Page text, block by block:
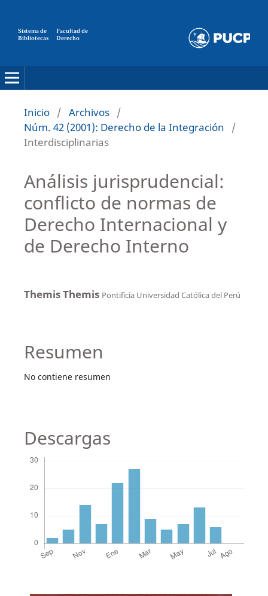
Sistema de
Bibliotecas
Facultad de
Derecho
Inicio / Archivos /
Núm. 42 (2001): Derecho de la Integración
/
Interdisciplinarias
Análisis jurisprudencial:
conflicto de normas de
Derecho Internacional y
de Derecho Interno
Themis Themis Pontificia Universidad Católica del Perú
Resumen
No contiene resumen
Descargas